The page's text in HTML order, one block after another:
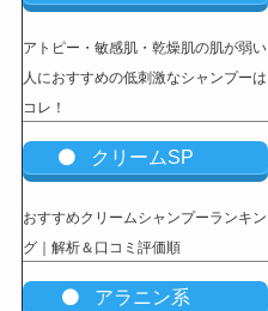
アトピー・敏感肌・乾燥肌の肌が弱い
人におすすめの低刺激なシャンプーは
コレ！
クリームSP
おすすめクリームシャンプーランキン
グ｜解析＆口コミ評価順
アラニン系